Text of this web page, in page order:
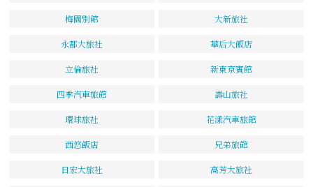
梅園別館 大新旅社
永都大旅社 華后大飯店
立倫旅社 新東京賓館
四季汽車旅館 壽山旅社
環球旅社 花漾汽車旅館
西悠飯店 兄弟旅館
日宏大旅社 高芳大旅社